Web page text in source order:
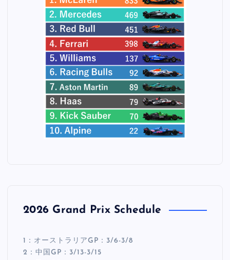
2026 Grand Prix Schedule
1：オーストラリアGP：3/6-3/8
2：中国GP：3/13-3/15